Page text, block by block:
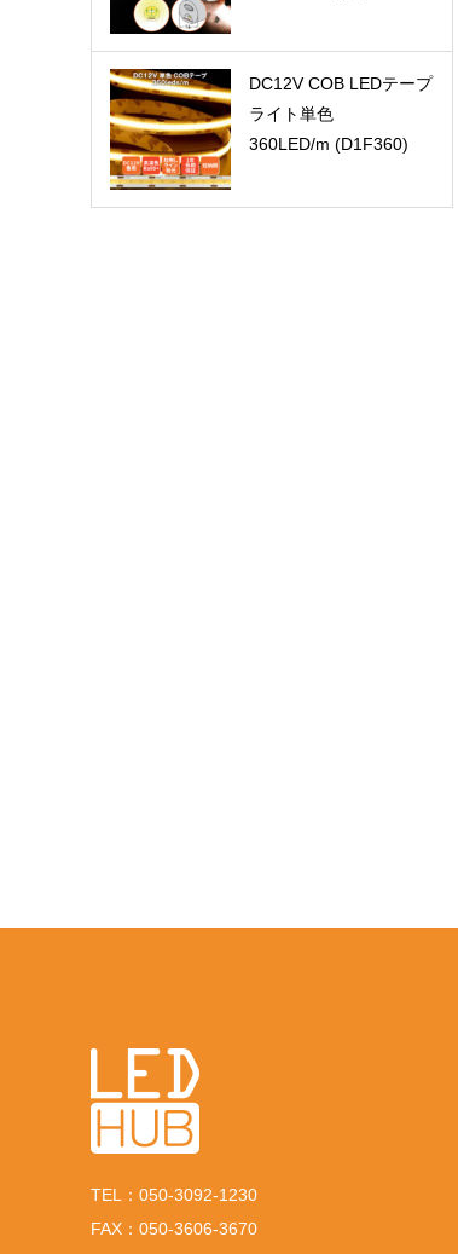
DC12V COB LEDテープ
ライト単色
360LED/m (D1F360)
TEL：050-3092-1230
FAX：050-3606-3670